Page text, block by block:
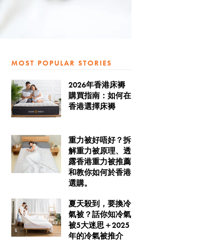
MOST POPULAR STORIES
2026年香港床褥
購買指南：如何在
香港選擇床褥
重力被好唔好？拆
解重力被原理、透
露香港重力被推薦
和教你如何於香港
選購。
夏天殺到，要換冷
氣被？話你知冷氣
被5大迷思＋2025
年的冷氣被推介